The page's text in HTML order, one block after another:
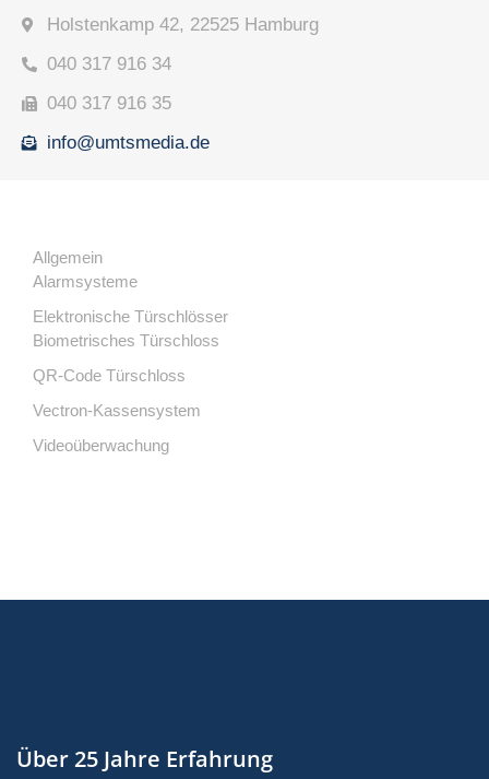
Holstenkamp 42, 22525 Hamburg
040 317 916 34
040 317 916 35
info@umtsmedia.de
Allgemein
Alarmsysteme
Elektronische Türschlösser
Biometrisches Türschloss
QR-Code Türschloss
Vectron-Kassensystem
Videoüberwachung
Über 25 Jahre Erfahrung